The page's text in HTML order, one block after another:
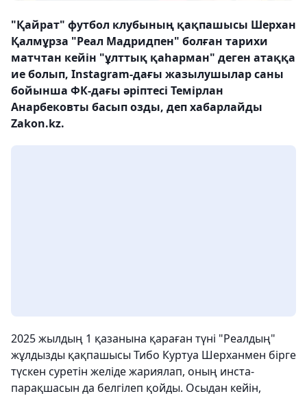
"Қайрат" футбол клубының қақпашысы Шерхан
Қалмұрза "Реал Мадридпен" болған тарихи
матчтан кейін "ұлттық қаһарман" деген атаққа
ие болып, Instagram-дағы жазылушылар саны
бойынша ФК-дағы әріптесі Темірлан
Анарбековты басып озды, деп хабарлайды
Zakon.kz.
2025 жылдың 1 қазанына қараған түні "Реалдың"
жұлдызды қақпашысы Тибо Куртуа Шерханмен бірге
түскен суретін желіде жариялап, оның инста-
парақшасын да белгілеп қойды. Осыдан кейін,